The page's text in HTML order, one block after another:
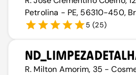
Petrolina - PE, 56310-450,
5 (25)
R. Milton Amorim, 35 -